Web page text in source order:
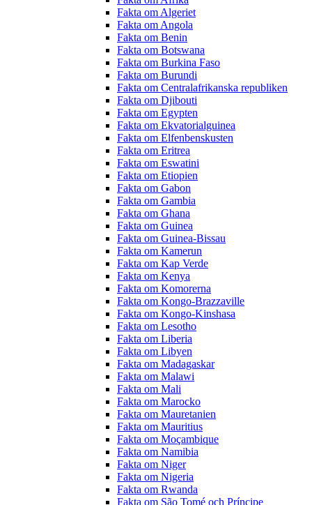
Fakta om Algeriet
Fakta om Angola
Fakta om Benin
Fakta om Botswana
Fakta om Burkina Faso
Fakta om Burundi
Fakta om Centralafrikanska republiken
Fakta om Djibouti
Fakta om Egypten
Fakta om Ekvatorialguinea
Fakta om Elfenbenskusten
Fakta om Eritrea
Fakta om Eswatini
Fakta om Etiopien
Fakta om Gabon
Fakta om Gambia
Fakta om Ghana
Fakta om Guinea
Fakta om Guinea-Bissau
Fakta om Kamerun
Fakta om Kap Verde
Fakta om Kenya
Fakta om Komorerna
Fakta om Kongo-Brazzaville
Fakta om Kongo-Kinshasa
Fakta om Lesotho
Fakta om Liberia
Fakta om Libyen
Fakta om Madagaskar
Fakta om Malawi
Fakta om Mali
Fakta om Marocko
Fakta om Mauretanien
Fakta om Mauritius
Fakta om Moçambique
Fakta om Namibia
Fakta om Niger
Fakta om Nigeria
Fakta om Rwanda
Fakta om São Tomé och Príncipe